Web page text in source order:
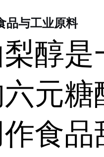
品与工业原料
醇
元
作食